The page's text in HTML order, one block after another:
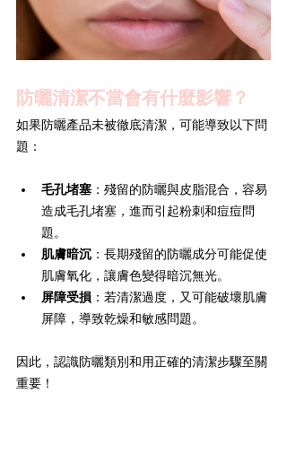
防曬清潔不當會有什麼影響？
如果防曬產品未被徹底清潔，可能導致以下問
題：
毛孔堵塞 ：殘留的防曬與皮脂混合，容易
造成毛孔堵塞，進而引起粉刺和痘痘問
題。
肌膚暗沉 ：長期殘留的防曬成分可能促使
肌膚氧化，讓膚色變得暗沉無光。
屏障受損 ：若清潔過度，又可能破壞肌膚
屏障，導致乾燥和敏感問題。
因此，認識防曬類別和用正確的清潔步驟至關
重要！